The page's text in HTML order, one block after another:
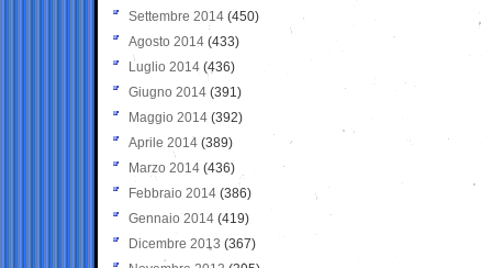
Settembre 2014 (450)
Agosto 2014 (433)
Luglio 2014 (436)
Giugno 2014 (391)
Maggio 2014 (392)
Aprile 2014 (389)
Marzo 2014 (436)
Febbraio 2014 (386)
Gennaio 2014 (419)
Dicembre 2013 (367)